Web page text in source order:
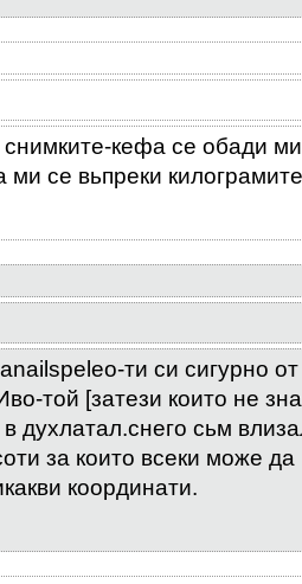
кефа се обади
ми се вьпреки килограмите
ти си сигурно
той [затези които не
духлатал.снего сьм
за които всеки може
координати.